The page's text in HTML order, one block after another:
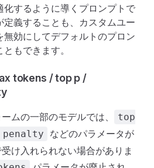
化するように導くプロンプトで
定義することも、カスタムユー
無効にしてデフォルトのプロン
もできます。
tokens / top p /
ムの一部のモデルでは、
top
penalty
などのパラメータが
け入れられない場合がありま